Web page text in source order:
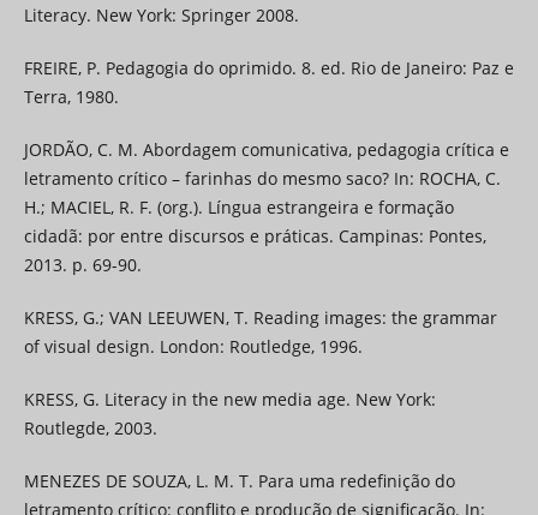
Literacy. New York: Springer 2008.
FREIRE, P. Pedagogia do oprimido. 8. ed. Rio de Janeiro: Paz e
Terra, 1980.
JORDÃO, C. M. Abordagem comunicativa, pedagogia crítica e
letramento crítico – farinhas do mesmo saco? In: ROCHA, C.
H.; MACIEL, R. F. (org.). Língua estrangeira e formação
cidadã: por entre discursos e práticas. Campinas: Pontes,
2013. p. 69-90.‬ ‬‬
KRESS, G.; VAN LEEUWEN, T. Reading images: the grammar
of visual design. London: Routledge, 1996.
KRESS, G. Literacy in the new media age. New York:
Routlegde, 2003.
MENEZES DE SOUZA, L. M. T. Para uma redefinição do
letramento crítico: conflito e produção de significação. In: